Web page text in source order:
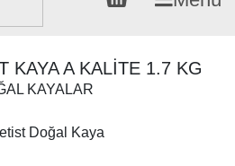
KAYA A KALİTE 1.7 KG
KAYALAR